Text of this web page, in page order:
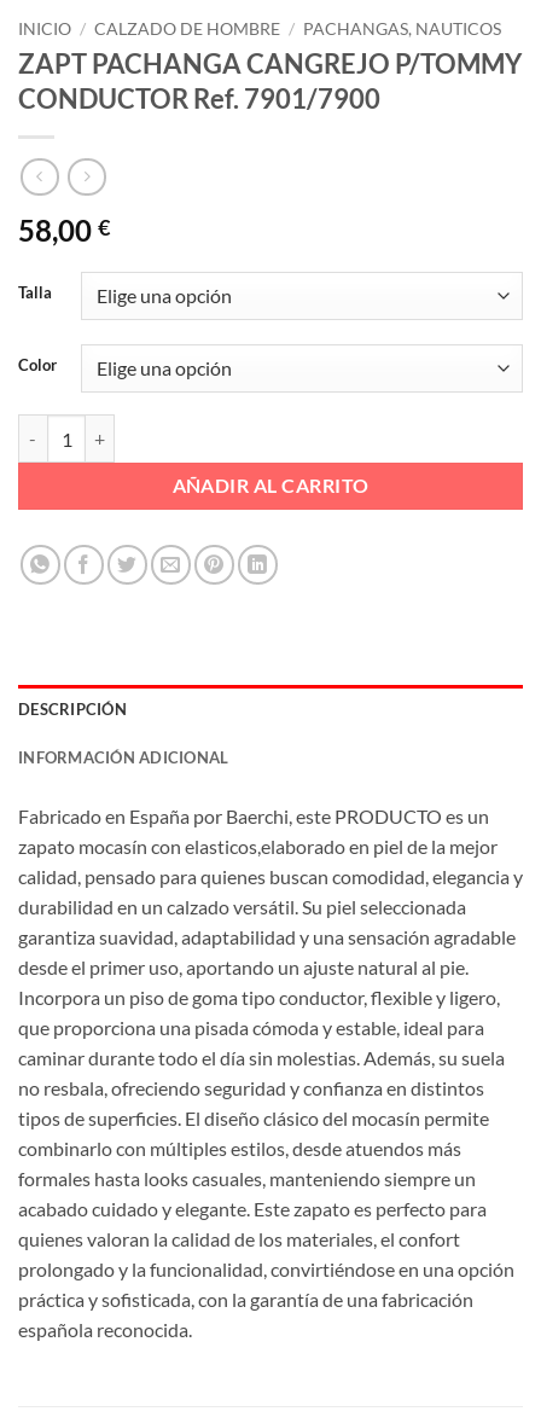
INICIO / CALZADO DE HOMBRE / PACHANGAS, NAUTICOS
ZAPT PACHANGA CANGREJO P/TOMMY
CONDUCTOR Ref. 7901/7900
58,00 €
Talla
Color
AÑADIR AL CARRITO
DESCRIPCIÓN
INFORMACIÓN ADICIONAL
Fabricado en España por Baerchi, este PRODUCTO es un
zapato mocasín con elasticos,elaborado en piel de la mejor
calidad, pensado para quienes buscan comodidad, elegancia y
durabilidad en un calzado versátil. Su piel seleccionada
garantiza suavidad, adaptabilidad y una sensación agradable
desde el primer uso, aportando un ajuste natural al pie.
Incorpora un piso de goma tipo conductor, flexible y ligero,
que proporciona una pisada cómoda y estable, ideal para
caminar durante todo el día sin molestias. Además, su suela
no resbala, ofreciendo seguridad y confianza en distintos
tipos de superficies. El diseño clásico del mocasín permite
combinarlo con múltiples estilos, desde atuendos más
formales hasta looks casuales, manteniendo siempre un
acabado cuidado y elegante. Este zapato es perfecto para
quienes valoran la calidad de los materiales, el confort
prolongado y la funcionalidad, convirtiéndose en una opción
práctica y sofisticada, con la garantía de una fabricación
española reconocida.